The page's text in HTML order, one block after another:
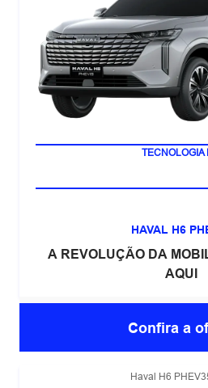
HAVAL H6
A REVOLUÇÃO DA
AQUI
Confira a
Haval H6